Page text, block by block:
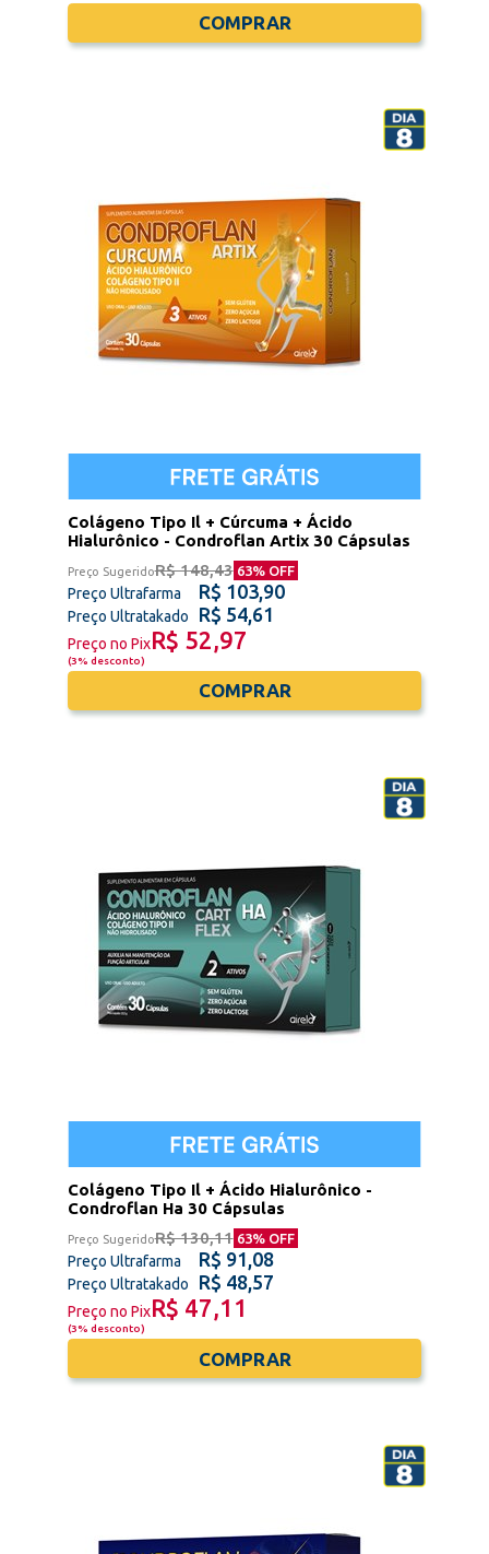
COMPRAR
Colágeno Tipo Il + Cúrcuma + Ácido
Hialurônico - Condroflan Artix 30 Cápsulas
Preço SugeridoR$ 148,43 63% OFF
Preço Ultrafarma R$ 103,90
Preço Ultratakado R$ 54,61
Preço no PixR$ 52,97
(3% desconto)
COMPRAR
Colágeno Tipo Il + Ácido Hialurônico -
Condroflan Ha 30 Cápsulas
Preço SugeridoR$ 130,11 63% OFF
Preço Ultrafarma R$ 91,08
Preço Ultratakado R$ 48,57
Preço no PixR$ 47,11
(3% desconto)
COMPRAR